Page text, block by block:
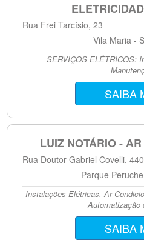
Rua Frei Tarcísio, 23
Vila Maria -
SERVIÇOS ELÉTRICOS:
SAIBA
LUIZ NOTÁRIO -
Rua Doutor Gabriel Covelli,
Parque
Instalações Elétricas, Ar
Automatização
SAIBA